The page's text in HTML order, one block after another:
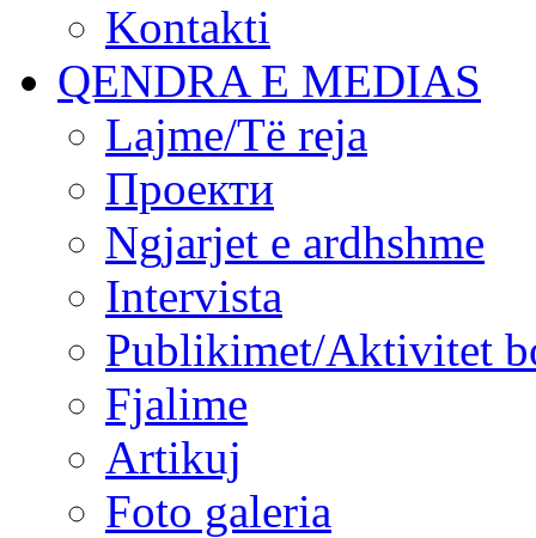
Kontakti
QENDRA E MEDIAS
Lajme/Të reja
Проекти
Ngjarjet e ardhshme
Intervista
Publikimet/Aktivitet
Fjalime
Artikuj
Foto galeria